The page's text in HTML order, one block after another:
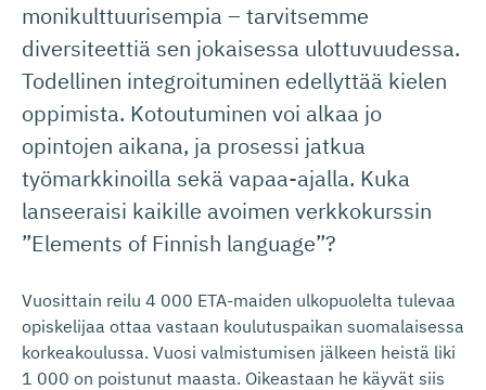
monikulttuurisempia – tarvitsemme
diversiteettiä sen jokaisessa ulottuvuudessa.
Todellinen integroituminen edellyttää kielen
oppimista. Kotoutuminen voi alkaa jo
opintojen aikana, ja prosessi jatkua
työmarkkinoilla sekä vapaa-ajalla. Kuka
lanseeraisi kaikille avoimen verkkokurssin
”Elements of Finnish language”?
Vuosittain reilu 4 000 ETA-maiden ulkopuolelta tulevaa
opiskelijaa ottaa vastaan koulutuspaikan suomalaisessa
korkeakoulussa. Vuosi valmistumisen jälkeen heistä liki
1 000 on poistunut maasta. Oikeastaan he käyvät siis